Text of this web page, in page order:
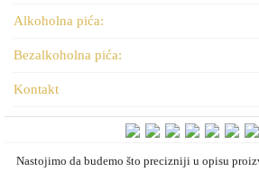
Alkoholna pića:
Bezalkoholna pića:
Kontakt
Nastojimo da budemo što precizniji u opisu